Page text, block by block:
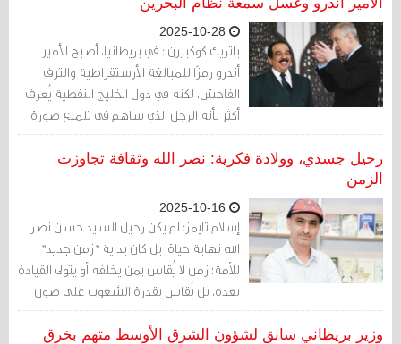
باتريك كوكبيرن : في بريطانيا، أصبح الأمير
أندرو رمزًا للمبالغة الأرستقراطية والترف
الفاحش، لكنه في دول الخليج النفطية يُعرف
أكثر بأنه الرجل الذي ساهم في تلميع صورة
أحد أكثر الأنظمة قسوة واستبدادًا في
المنطقة.
رحيل جسدي، وولادة فكرية: نصر الله وثقافة تجاوزت
الزمن
إسلام تايمز: لم يكن رحيل السيد حسن نصر
الله نهاية حياة، بل كان بداية "زمن جديد"
للأمة؛ زمن لا يُقاس بمن يخلفه أو يتولى القيادة
بعده، بل يُقاس بقدرة الشعوب على صون
كرامتها واستمرار ثقافة المقاومة.
وزير بريطاني سابق لشؤون الشرق الأوسط متهم بخرق